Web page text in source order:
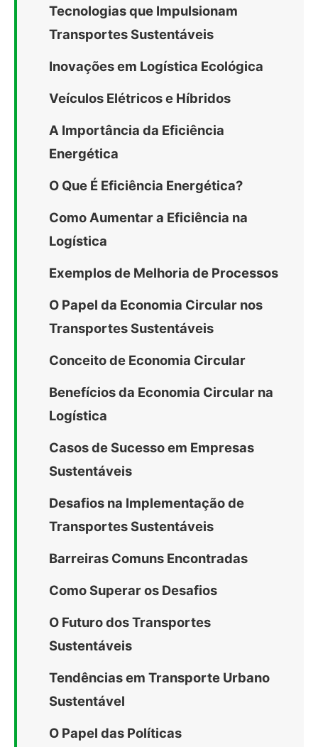
Tecnologias que Impulsionam
Transportes Sustentáveis
Inovações em Logística Ecológica
Veículos Elétricos e Híbridos
A Importância da Eficiência
Energética
O Que É Eficiência Energética?
Como Aumentar a Eficiência na
Logística
Exemplos de Melhoria de Processos
O Papel da Economia Circular nos
Transportes Sustentáveis
Conceito de Economia Circular
Benefícios da Economia Circular na
Logística
Casos de Sucesso em Empresas
Sustentáveis
Desafios na Implementação de
Transportes Sustentáveis
Barreiras Comuns Encontradas
Como Superar os Desafios
O Futuro dos Transportes
Sustentáveis
Tendências em Transporte Urbano
Sustentável
O Papel das Políticas